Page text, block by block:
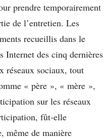
prendre temporairement
de l’entretien. Les
recueillis dans le
Internet des cinq dernières
réseaux sociaux, tout
« père », « mère »,
sur les réseaux
fût-elle
même de manière